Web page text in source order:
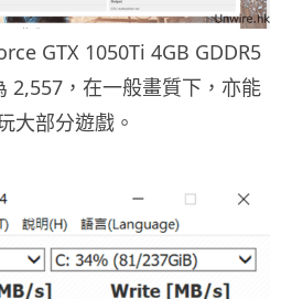
GTX 1050Ti 4GB GDDR5
2,557，在一般畫質下，亦能
大部分遊戲。